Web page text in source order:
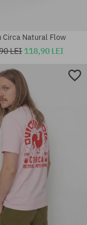
Circa Natural Flow
LEI 118,90 LEI